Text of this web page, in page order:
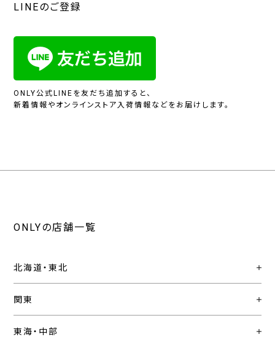
LINEのご登録
ONLY公式LINEを友だち追加すると、
新着情報やオンラインストア入荷情報などをお届けします。
ONLYの店舗一覧
北海道・東北
関東
東海・中部